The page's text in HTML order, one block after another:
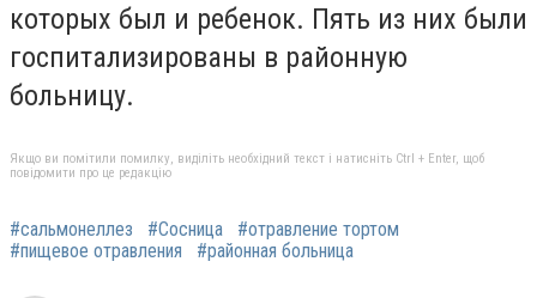
которых был и ребенок. Пять из них были
госпитализированы в районную
больницу.
Якщо ви помітили помилку, виділіть необхідний текст і натисніть Ctrl + Enter, щоб
повідомити про це редакцію
#сальмонеллез #Сосница
#отравление тортом
#пищевое отравления
#районная больница